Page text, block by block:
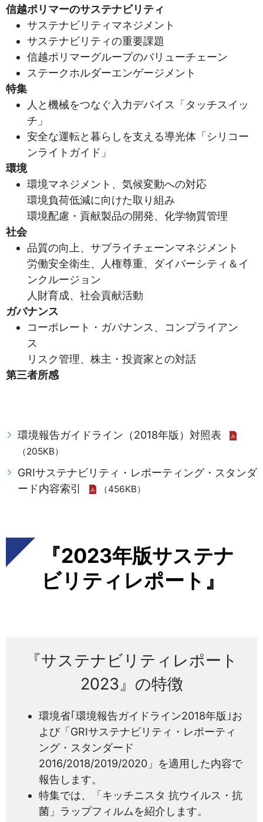
信越ポリマーのサステナビリティ
サステナビリティマネジメント
サステナビリティの重要課題
信越ポリマーグループのバリューチェーン
ステークホルダーエンゲージメント
特集
人と機械をつなぐ入力デバイス「タッチスイッ
チ」
安全な運転と暮らしを支える導光体「シリコー
ンライトガイド」
環境
環境マネジメント、気候変動への対応
環境負荷低減に向けた取り組み
環境配慮・貢献製品の開発、化学物質管理
社会
品質の向上、サプライチェーンマネジメント
労働安全衛生、人権尊重、ダイバーシティ＆イ
ンクルージョン
人財育成、社会貢献活動
ガバナンス
コーポレート・ガバナンス、コンプライアン
ス
リスク管理、株主・投資家との対話
第三者所感
環境報告ガイドライン（2018年版）対照表
（205KB）
GRIサステナビリティ・レポーティング・スタンダ
ード内容索引
（456KB）
『2023年版サステナ
ビリティレポート』
『サステナビリティレポート
2023』の特徴
環境省｢環境報告ガイドライン2018年版｣お
よび「GRIサステナビリティ・レポーティ
ング・スタンダード
2016/2018/2019/2020」を適用した内容で
報告します。
特集では、「キッチニスタ 抗ウイルス・抗
菌」ラップフィルムを紹介します。